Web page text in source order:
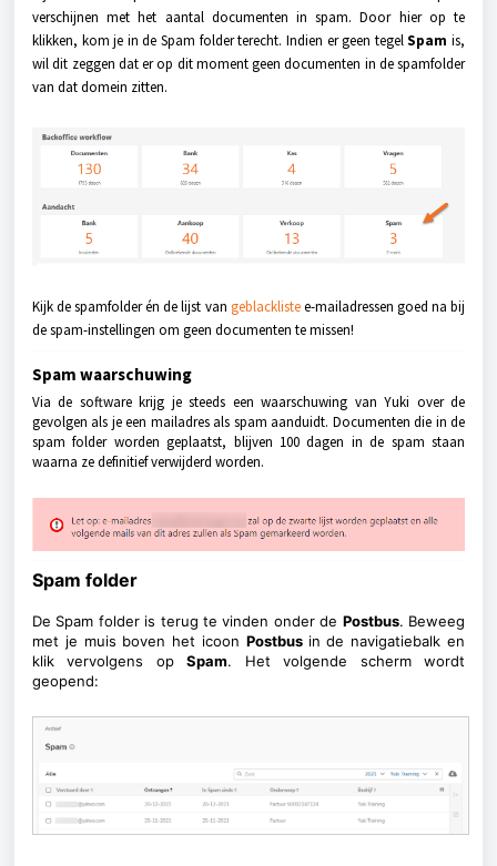
verschijnen met het aantal documenten in spam. Door hier op te
klikken, kom je in de Spam folder terecht. Indien er geen tegelSpam is,
wil dit zeggen dat er op dit moment geen documenten in de spamfolder
van dat domein zitten.
Kijk de spamfolder én de lijst van geblacklistee-mailadressen goed na bij
de spam-instellingen om geen documenten te missen!
Spam waarschuwing
Via de software krijg je steeds een waarschuwing van Yuki over de
gevolgen als je een mailadres als spam aanduidt. Documenten die in de
spam folder worden geplaatst, blijven 100 dagen in de spam staan
waarna ze definitief verwijderd worden.
Spam folder
De Spam folder is terug te vinden onder de Postbus. Beweeg
met je muis boven het icoon Postbus in de navigatiebalk en
klik vervolgens opSpam. Het volgende scherm wordt
geopend: